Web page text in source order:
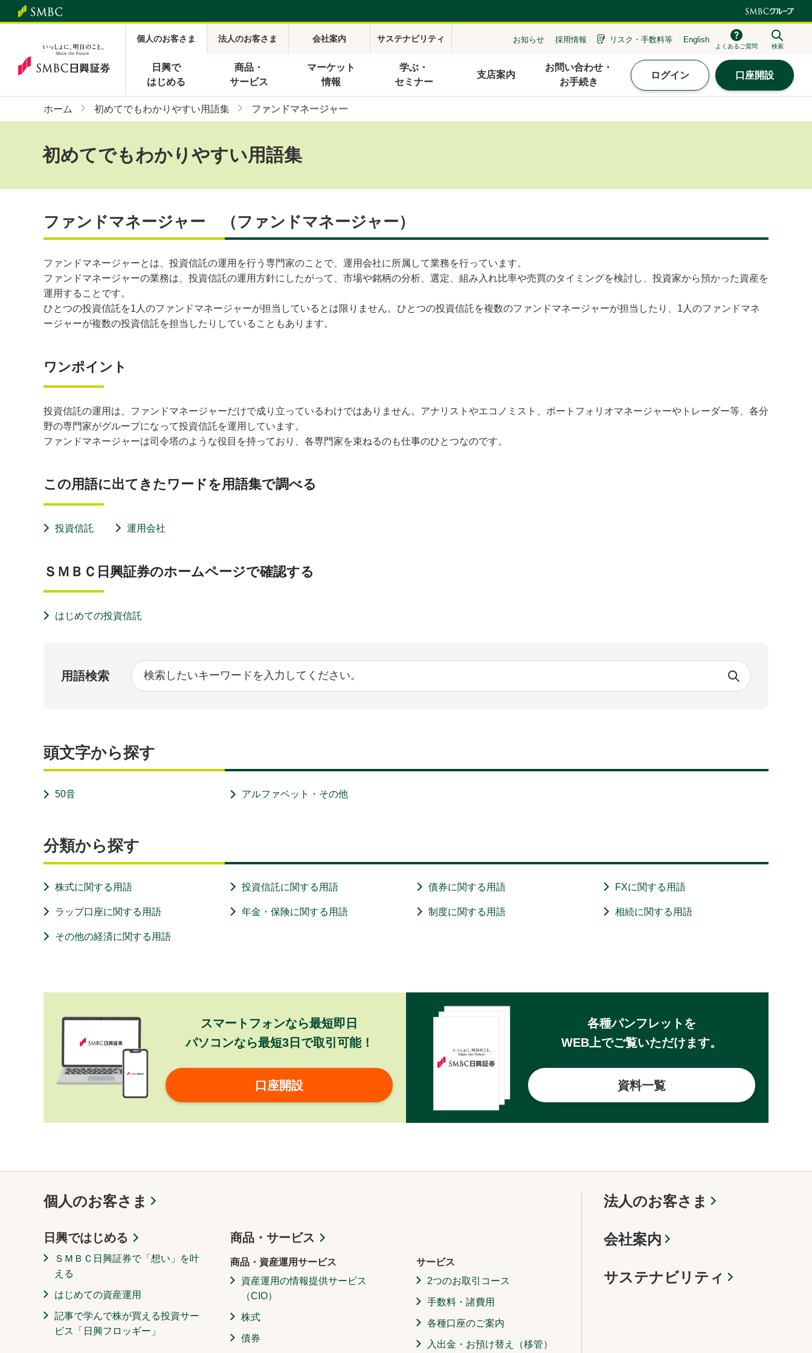
個人のお客さま 法人のお客さま 会社案内 サステナビリティ お知らせ 採用情報 リスク・ 手数料等 English
よくあるご質問 検索
日興で
はじめる
商品・
サービス
マーケット
情報
学ぶ・
セミナー
支店案内
お問い合わせ・
お手続き
ログイン 口座開設
ホーム 初めてでもわかりやすい用語集 ファンドマネージャー
初めてでもわかりやすい用語集
ファンドマネージャー （ファンドマネージャー）
ファンドマネージャーとは、投資信託の運用を行う専門家のことで、運用会社に所属して業務を行っています。
ファンドマネージャーの業務は、投資信託の運用方針にしたがって、市場や銘柄の分析、選定、組み入れ比率や売買のタイミングを検討し、投資家から預かった資産を
運用することです。
ひとつの投資信託を1人のファンドマネージャーが担当しているとは限りません。ひとつの投資信託を複数のファンドマネージャーが担当したり、1人のファンドマネ
ージャーが複数の投資信託を担当したりしていることもあります。
ワンポイント
投資信託の運用は、ファンドマネージャーだけで成り立っているわけではありません。アナリストやエコノミスト、ポートフォリオマネージャーやトレーダー等、各分
野の専門家がグループになって投資信託を運用しています。
ファンドマネージャーは司令塔のような役目を持っており、各専門家を束ねるのも仕事のひとつなのです。
この用語に出てきたワードを用語集で調べる
投資信託 運用会社
ＳＭＢＣ日興証券のホームページで確認する
はじめての投資信託
用語検索
頭文字から探す
50音 アルファベット・その他
分類から探す
株式に関する用語 投資信託に関する用語 債券に関する用語 FXに関する用語
ラップ口座に関する用語 年金・保険に関する用語 制度に関する用語 相続に関する用語
その他の経済に関する用語
スマートフォンなら最短即日
パソコンなら最短3日で取引可能！
口座開設
各種パンフレットを
WEB上でご覧いただけます。
資料一覧
個人のお客さま
日興ではじめる
ＳＭＢＣ日興証券で「想い」を叶
える
はじめての資産運用
記事で学んで株が買える投資サー
ビス「日興フロッギー」
商品・サービス
商品・資産運用サービス
資産運用の情報提供サービス
（CIO）
株式
債券
サービス
2つのお取引コース
手数料・諸費用
各種口座のご案内
入出金・お預け替え（移管）
法人のお客さま
会社案内
サステナビリティ